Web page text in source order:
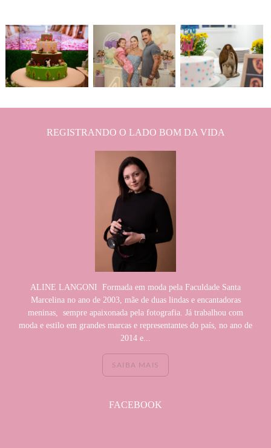
163 114 0 159 0
REGISTRANDO O LADO BOM DA VIDA
ALINE LANGONI Formada em moda pela Faculdade Santa
Marcelina no ano de 2003, mãe de duas lindas e encantadoras
meninas, sempre apaixonada pela fotografia. Já trabalhou com
moda e estilo em grandes marcas e representantes do país, no ano de
2014 e...
SAIBA MAIS
FACEBOOK